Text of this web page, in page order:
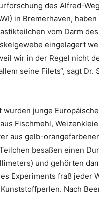
des Alfred-
in Bremerhaven,
vom Darm
eingelagert
wir in der Regel nicht
seine Filets“, sagt
wurden junge
Fischmehl,
aus gelb-
besaßen einen
und gehörten
Experiments fraß jeder
Nach